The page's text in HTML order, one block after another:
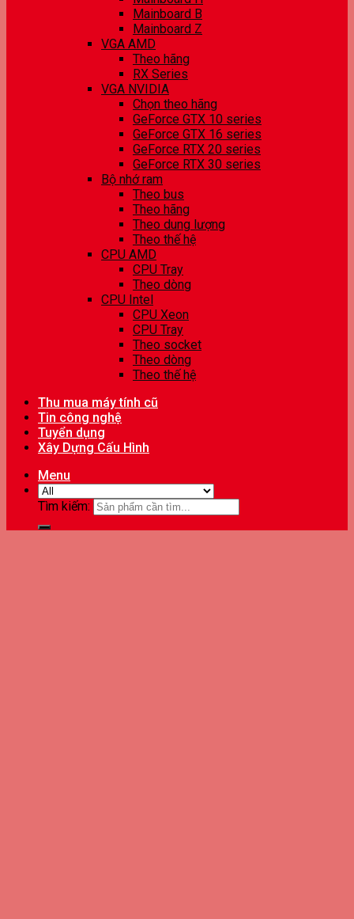
Mainboard B
Mainboard Z
VGA AMD
Theo hãng
RX Series
VGA NVIDIA
Chọn theo hãng
GeForce GTX 10 series
GeForce GTX 16 series
GeForce RTX 20 series
GeForce RTX 30 series
Bộ nhớ ram
Theo bus
Theo hãng
Theo dung lượng
Theo thế hệ
CPU AMD
CPU Tray
Theo dòng
CPU Intel
CPU Xeon
CPU Tray
Theo socket
Theo dòng
Theo thế hệ
Thu mua máy tính cũ
Tin công nghệ
Tuyển dụng
Xây Dựng Cấu Hình
Menu
Tìm kiếm: